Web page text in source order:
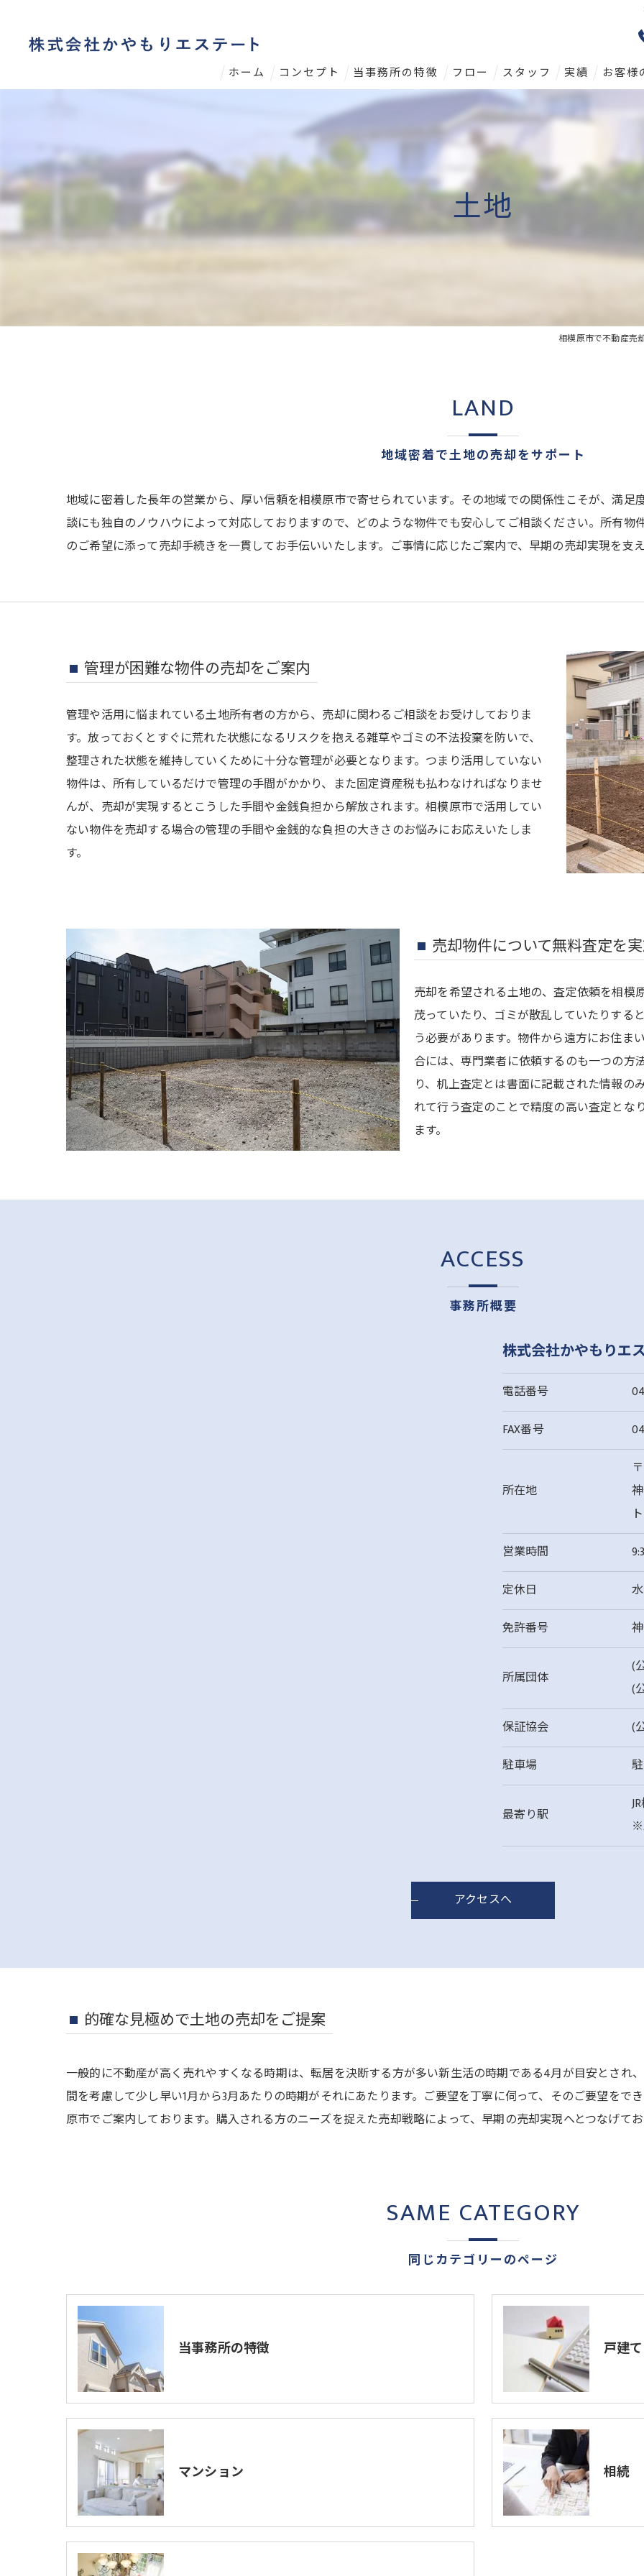
ホーム コンセプト 当事務所の特徴
マンション
相続
フロー スタッフ 実績 お客様
土地
相模原市で不動産売
地域密着で土地の売却をサポート
LAND
地域に密着した長年の営業から、厚い信頼を相模原市で寄せられています。その地域での関係性こそが、満足
談にも独自のノウハウによって対応しておりますので、どのような物件でも安心してご相談ください。所有
のご希望に添って売却手続きを一貫してお手伝いいたします。ご事情に応じたご案内で、早期の売却実現を支
管理が困難な物件の売却をご案内
管理や活用に悩まれている土地所有者の方から、売却に関わるご相談をお受けしておりま
す。放っておくとすぐに荒れた状態になるリスクを抱える雑草やゴミの不法投棄を防いで、
整理された状態を維持していくために十分な管理が必要となります。つまり活用していない
物件は、所有しているだけで管理の手間がかかり、また固定資産税も払わなければなりませ
んが、売却が実現するとこうした手間や金銭負担から解放されます。相模原市で活用してい
ない物件を売却する場合の管理の手間や金銭的な負担の大きさのお悩みにお応えいたしま
す。
売却物件について無料査定を
売却を希望される土地の、査定依頼を相模
茂っていたり、ゴミが散乱していたりする
う必要があります。物件から遠方にお住
合には、専門業者に依頼するのも一つの方
り、机上査定とは書面に記載された情報
れて行う査定のことで精度の高い査定と
ます。
事務所概要
ACCESS
株式会社かやもりエ
電話番号
FAX番号
所在地
営業時間
定休日
免許番号
所属団体
(
(
保証協会
(
駐車場
最寄り駅
※
アクセスへ
的確な見極めで土地の売却をご提案
一般的に不動産が高く売れやすくなる時期は、転居を決断する方が多い新生活の時期である4月が目安とされ
間を考慮して少し早い1月から3月あたりの時期がそれにあたります。ご要望を丁寧に伺って、そのご要望をで
原市でご案内しております。購入される方のニーズを捉えた売却戦略によって、早期の売却実現へとつなげて
同じカテゴリーのページ
SAME CATEGORY
当事務所の特徴 戸建て
マンション 相続